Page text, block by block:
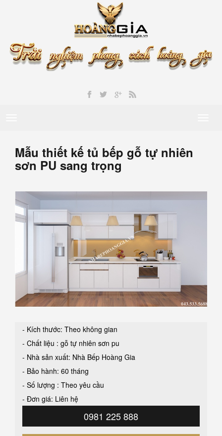
Mẫu thiết kế tủ bếp gỗ tự nhiên
sơn PU sang trọng
- Kích thước: Theo không gian
- Chất liệu : gỗ tự nhiên sơn pu
- Nhà sản xuất: Nhà Bếp Hoàng Gia
- Bảo hành: 60 tháng
- Số lượng : Theo yêu cầu
- Đơn giá: Liên hệ
0981 225 888